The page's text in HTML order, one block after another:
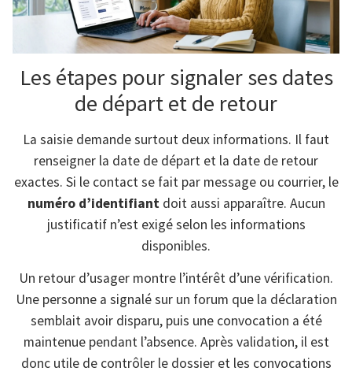
Les étapes pour signaler ses dates
de départ et de retour
La saisie demande surtout deux informations. Il faut
renseigner la date de départ et la date de retour
exactes. Si le contact se fait par message ou courrier, le
numéro d’identifiantdoit aussi apparaître. Aucun
justificatif n’est exigé selon les informations
disponibles.
Un retour d’usager montre l’intérêt d’une vérification.
Une personne a signalé sur un forum que la déclaration
semblait avoir disparu, puis une convocation a été
maintenue pendant l’absence. Après validation, il est
donc utile de contrôler le dossier et les convocations